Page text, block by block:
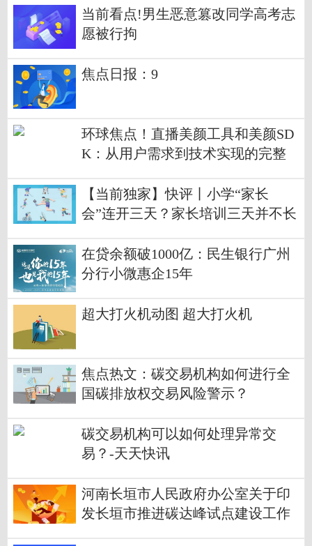
当前看点!男生恶意篡改同学高考志
愿被行拘
焦点日报：9
环球焦点！直播美颜工具和美颜SD
K：从用户需求到技术实现的完整
【当前独家】快评丨小学“家长
会”连开三天？家长培训三天并不长
在贷余额破1000亿：民生银行广州
分行小微惠企15年
超大打火机动图 超大打火机
焦点热文：碳交易机构如何进行全
国碳排放权交易风险警示？
碳交易机构可以如何处理异常交
易？-天天快讯
河南长垣市人民政府办公室关于印
发长垣市推进碳达峰试点建设工作